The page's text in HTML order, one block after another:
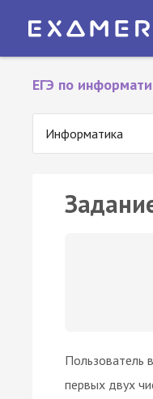
ЕГЭ по
Информатика
Пользователь
первых двух